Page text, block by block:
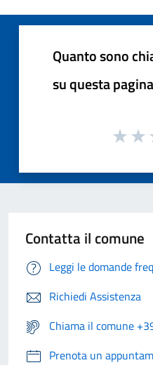
Quanto sono
su questa
Contatta il comune
Leggi le domande
Richiedi Assistenza
Chiama il comune
Prenota un